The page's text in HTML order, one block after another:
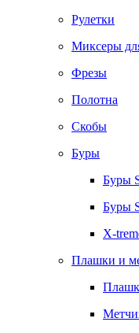
Рулетки
Миксеры
Фрезы
Полотна
Скобы
Буры
Буры
Буры
X-
Плашки и